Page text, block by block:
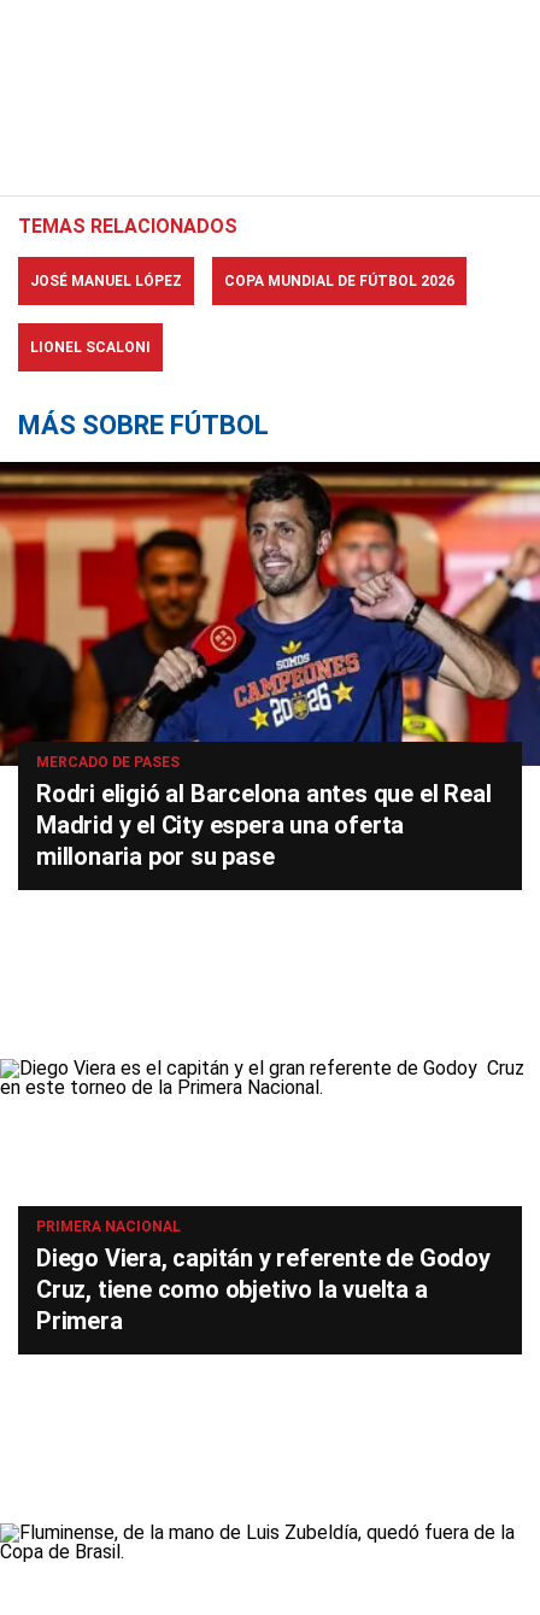
TEMAS RELACIONADOS
JOSÉ MANUEL LÓPEZ COPA MUNDIAL DE FÚTBOL 2026
LIONEL SCALONI
MÁS SOBRE FÚTBOL
MERCADO DE PASES
Rodri eligió al Barcelona antes que el Real
Madrid y el City espera una oferta
millonaria por su pase
PRIMERA NACIONAL
Diego Viera, capitán y referente de Godoy
Cruz, tiene como objetivo la vuelta a
Primera